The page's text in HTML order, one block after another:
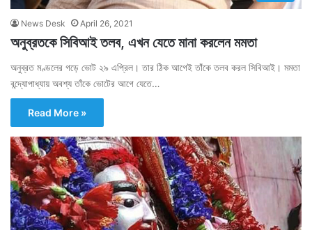
News Desk April 26, 2021
অনুব্রতকে সিবিআই তলব, এখন যেতে মানা করলেন মমতা
অনুব্রত মণ্ডলের গড়ে ভোট ২৯ এপ্রিল। তার ঠিক আগেই তাঁকে তলব করল সিবিআই। মমতা
বন্দ্যোপাধ্যায় অবশ্য তাঁকে ভোটের আগে যেতে…
Read More »